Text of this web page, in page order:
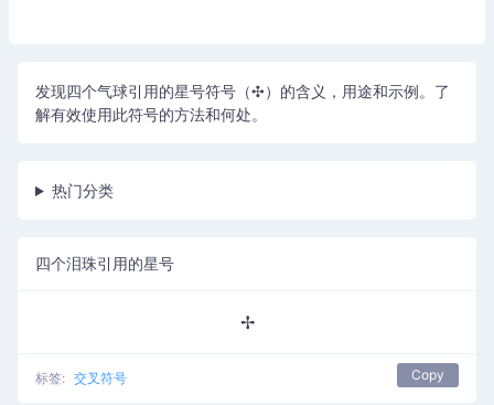
发现四个气球引用的星号符号（✣）的含义，用途和示例。了
解有效使用此符号的方法和何处。
热门分类
四个泪珠引用的星号
✢
标签: 交叉符号 Copy